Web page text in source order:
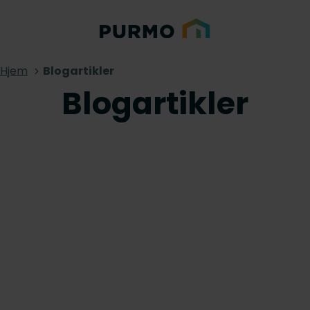
Hjem Blogartikler
Blogartikler